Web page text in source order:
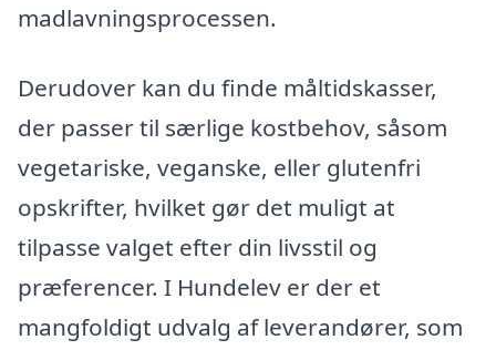
madlavningsprocessen.
Derudover kan du finde måltidskasser,
der passer til særlige kostbehov, såsom
vegetariske, veganske, eller glutenfri
opskrifter, hvilket gør det muligt at
tilpasse valget efter din livsstil og
præferencer. I Hundelev er der et
mangfoldigt udvalg af leverandører, som